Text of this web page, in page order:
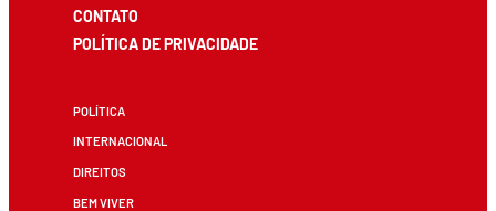
CONTATO
POLÍTICA DE PRIVACIDADE
POLÍTICA
INTERNACIONAL
DIREITOS
BEM VIVER